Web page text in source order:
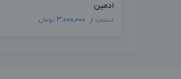
ادمین
دستمزد از 3,000,000 تومان